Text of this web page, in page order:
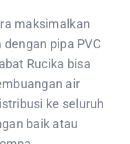
maksimalkan
pipa PVC
Rucika bisa
air
ke seluruh
baik atau